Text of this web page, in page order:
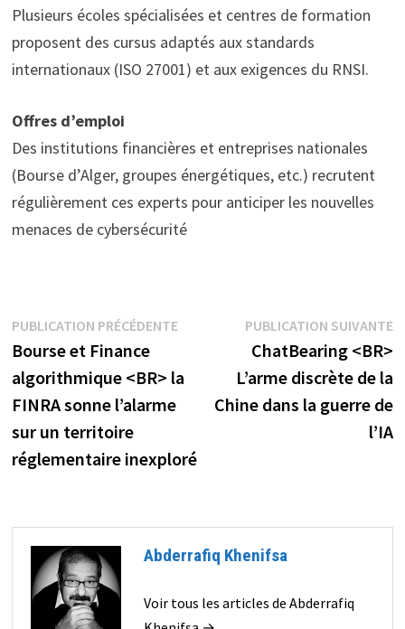
Plusieurs écoles spécialisées et centres de formation
proposent des cursus adaptés aux standards
internationaux (ISO 27001) et aux exigences du RNSI.
Offres d’emploi
Des institutions financières et entreprises nationales
(Bourse d’Alger, groupes énergétiques, etc.) recrutent
régulièrement ces experts pour anticiper les nouvelles
menaces de cybersécurité
Navigation
de
l’article
PUBLICATION PRÉCÉDENTEPublication
précédente :
Bourse et Finance
algorithmique <BR> la
FINRA sonne l’alarme
sur un territoire
réglementaire inexploré
PUBLICATION SUIVANTE
ChatBearing <BR>
L’arme discrète de la
Chine dans la guerre de
l’IA
Abderrafiq Khenifsa
Voir tous les articles de Abderrafiq